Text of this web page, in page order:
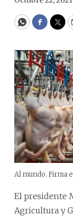
WhatsApp
Al mundo. Firma
El presidente
Agricultura y